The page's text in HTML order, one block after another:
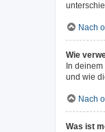
Nach
Wie
In
und wie
Nach
Was ist